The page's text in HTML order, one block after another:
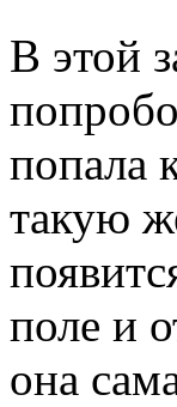
В этой
попала
такую
поле и
она